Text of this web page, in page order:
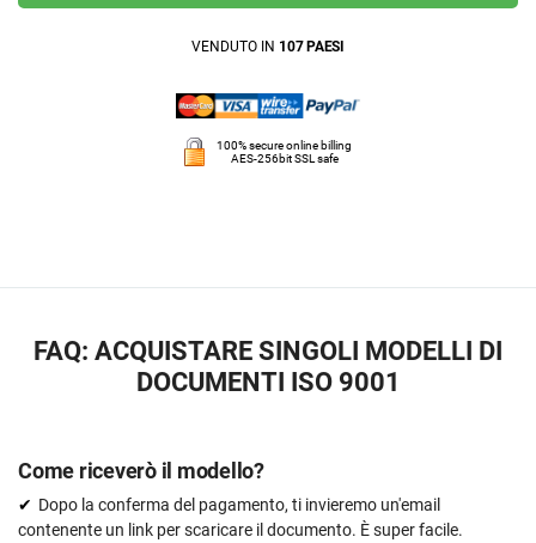
VENDUTO IN 107 PAESI
100% secure online billing
AES-256bit SSL safe
FAQ: ACQUISTARE SINGOLI MODELLI DI
DOCUMENTI ISO 9001
Come riceverò il modello?
Dopo la conferma del pagamento, ti invieremo un'email
contenente un link per scaricare il documento. È super facile.